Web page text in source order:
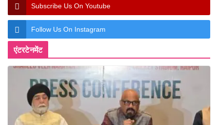
Subscribe Us On Youtube
Follow Us On Instagram
एंटरटेनमेंट